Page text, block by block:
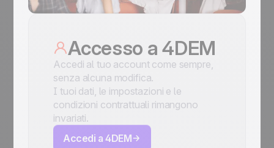
Accesso a 4DEM
Accedi al tuo account come sempre,
senza alcuna modifica.
I tuoi dati, le impostazioni e le
condizioni contrattuali rimangono
invariati.
Accedi a 4DEM